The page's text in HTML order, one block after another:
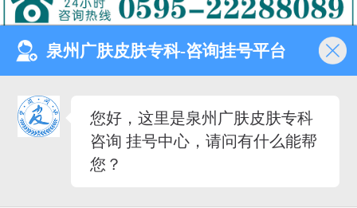
门诊时间（无假日医院）
8:00—18:00
健康热线
0595-22288089
医院地址
泉州广肤皮肤专科-咨询挂号平台
您好，这里是泉州广肤皮肤专科
咨询 挂号中心，请问有什么能帮
您？